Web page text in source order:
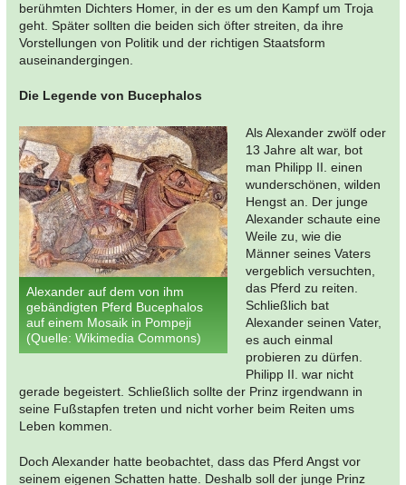
berühmten Dichters Homer, in der es um den Kampf um Troja
geht. Später sollten die beiden sich öfter streiten, da ihre
Vorstellungen von Politik und der richtigen Staatsform
auseinandergingen.
Die Legende von Bucephalos
Alexander auf dem von ihm
gebändigten Pferd Bucephalos
auf einem Mosaik in Pompeji
(Quelle: Wikimedia Commons)
Als Alexander zwölf oder
13 Jahre alt war, bot
man Philipp II. einen
wunderschönen, wilden
Hengst an. Der junge
Alexander schaute eine
Weile zu, wie die
Männer seines Vaters
vergeblich versuchten,
das Pferd zu reiten.
Schließlich bat
Alexander seinen Vater,
es auch einmal
probieren zu dürfen.
Philipp II. war nicht
gerade begeistert. Schließlich sollte der Prinz irgendwann in
seine Fußstapfen treten und nicht vorher beim Reiten ums
Leben kommen.
Doch Alexander hatte beobachtet, dass das Pferd Angst vor
seinem eigenen Schatten hatte. Deshalb soll der junge Prinz